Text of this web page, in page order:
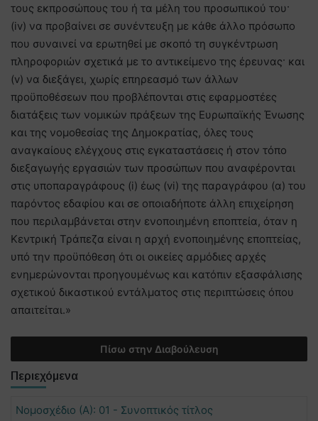
τους εκπροσώπους του ή τα μέλη του προσωπικού του·
(iv) να προβαίνει σε συνέντευξη με κάθε άλλο πρόσωπο
που συναινεί να ερωτηθεί με σκοπό τη συγκέντρωση
πληροφοριών σχετικά με το αντικείμενο της έρευνας· και
(v) να διεξάγει, χωρίς επηρεασμό των άλλων
προϋποθέσεων που προβλέπονται στις εφαρμοστέες
διατάξεις των νομικών πράξεων της Ευρωπαϊκής Ένωσης
και της νομοθεσίας της Δημοκρατίας, όλες τους
αναγκαίους ελέγχους στις εγκαταστάσεις ή στον τόπο
διεξαγωγής εργασιών των προσώπων που αναφέρονται
στις υποπαραγράφους (i) έως (vi) της παραγράφου (α) του
παρόντος εδαφίου και σε οποιαδήποτε άλλη επιχείρηση
που περιλαμβάνεται στην ενοποιημένη εποπτεία, όταν η
Κεντρική Τράπεζα είναι η αρχή ενοποιημένης εποπτείας,
υπό την προϋπόθεση ότι οι οικείες αρμόδιες αρχές
ενημερώνονται προηγουμένως και κατόπιν εξασφάλισης
σχετικού δικαστικού εντάλματος στις περιπτώσεις όπου
απαιτείται.»
Πίσω στην Διαβούλευση
Περιεχόμενα
Νομοσχέδιο (Α): 01 - Συνοπτικός τίτλος